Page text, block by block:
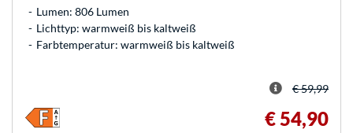
Lumen: 806 Lumen
Lichttyp: warmweiß bis kaltweiß
Farbtemperatur: warmweiß bis kaltweiß
€ 59,99
€ 54,90